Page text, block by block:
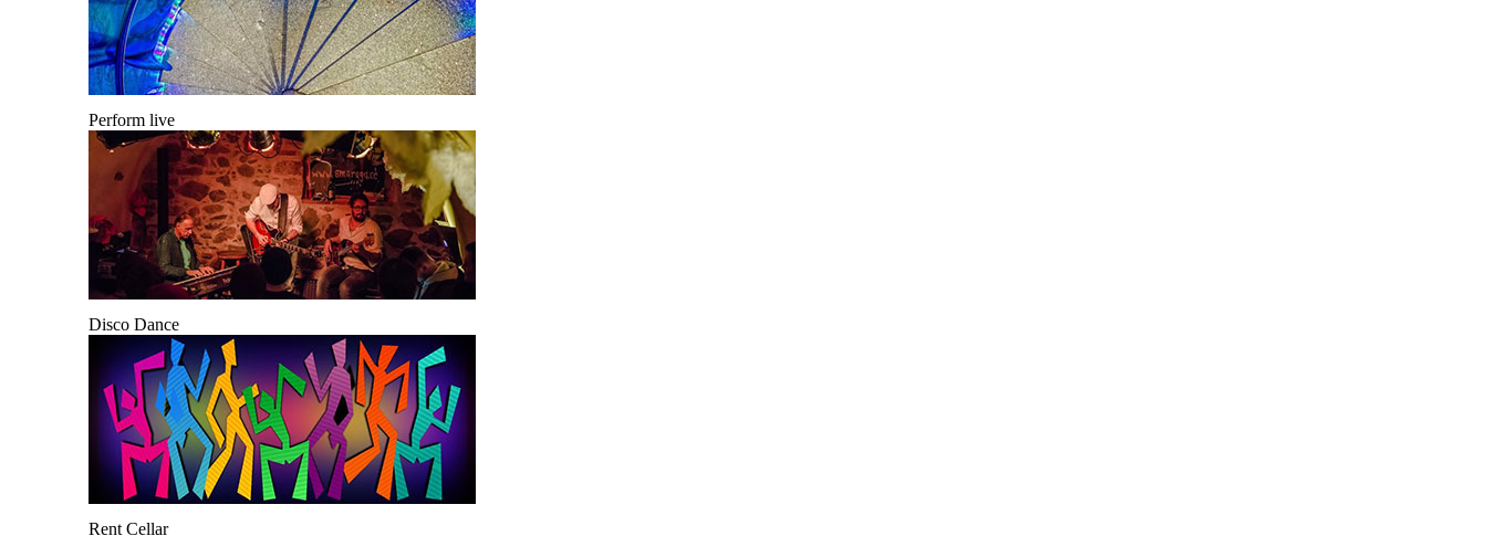
Perform live
Disco Dance
Rent Cellar